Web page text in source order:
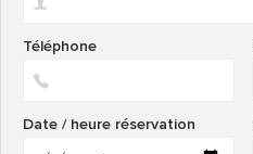
Téléphone
Date / heure réservation